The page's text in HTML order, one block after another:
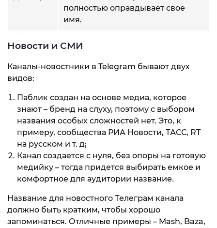
полностью оправдывает свое
имя.
Новости и СМИ
Каналы-новостники в Telegram бывают двух
видов:
Паблик создан на основе медиа, которое
знают – бренд на слуху, поэтому с выбором
названия особых сложностей нет. Это, к
примеру, сообщества РИА Новости, ТАСС, RT
на русском и т. д;
Канал создается с нуля, без опоры на готовую
медийку – тогда придется выбирать емкое и
комфортное для аудитории название.
Название для новостного Телеграм канала
должно быть кратким, чтобы хорошо
запоминаться. Отличные примеры – Mash, Baza,